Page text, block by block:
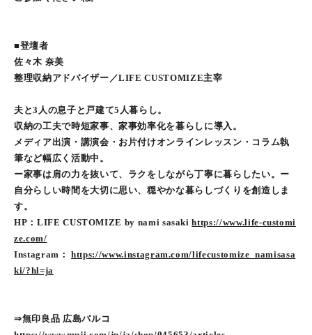
■登壇者
佐々木 奈美
整理収納アドバイザー／LIFE CUSTOMIZE主宰
夫と3人の息子と戸建て5人暮らし。
収納の工夫で時短家事、家事効率化を暮らしに導入。
メディア出演・講演会・お片付けオンラインレッスン・コラム執
筆など幅広く活動中。
ー家事は肩の力を抜いて、ラクをしながら丁寧に暮らしたい。ー
自分らしい時間を大切に思い、穏やかな暮らしづくりを創造しま
す。
HP：LIFE CUSTOMIZE by nami sasakihttps://www.life-customi
ze.com/
Instagram：https://www.instagram.com/lifecustomize_namisasa
ki/?hl=ja
⇒無印良品 広島パルコ